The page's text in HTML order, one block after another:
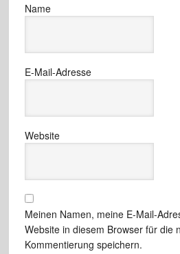
Name
E-Mail-Adresse
Website
Meinen Namen, meine E-Mail-
Website in diesem Browser für die
Kommentierung speichern.